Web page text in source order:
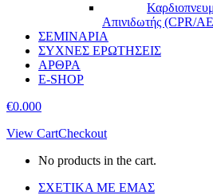
Απινιδωτής (CPR/
ΣΕΜΙΝΑΡΙΑ
ΣΥΧΝΕΣ ΕΡΩΤΗΣΕΙΣ
ΑΡΘΡΑ
E-SHOP
€0.000
View CartCheckout
No products in the cart.
ΣΧΕΤΙΚΑ ΜΕ ΕΜΑΣ